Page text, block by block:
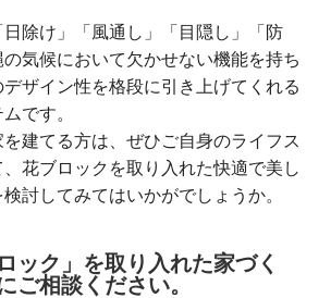
除け」「風通し」「目隠し」「防
気候において欠かせない機能を持ち
ザイン性を格段に引き上げてくれる
です。
建てる方は、ぜひご自身のライフス
花ブロックを取り入れた快適で美し
討してみてはいかがでしょうか。
ック」を取り入れた家づく
ご相談ください。